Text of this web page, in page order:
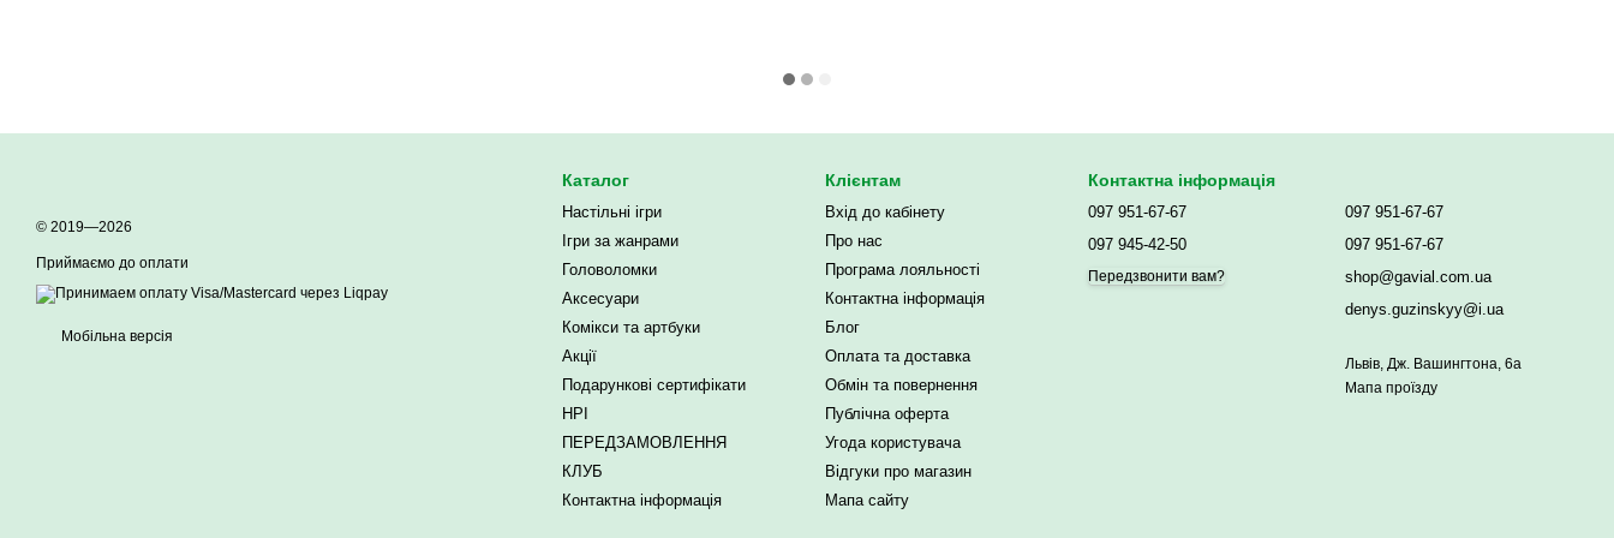
© 2019—2026
Приймаємо до оплати
Мобільна версія
Каталог
Настільні ігри
Ігри за жанрами
Головоломки
Аксесуари
Комікси та артбуки
Акції
Подарункові сертифікати
НРІ
ПЕРЕДЗАМОВЛЕННЯ
КЛУБ
Контактна інформація
Клієнтам
Вхід до кабінету
Про нас
Програма лояльності
Контактна інформація
Блог
Оплата та доставка
Обмін та повернення
Публічна оферта
Угода користувача
Відгуки про магазин
Мапа сайту
Контактна інформація
097 951-67-67
097 945-42-50
Передзвонити вам?
097 951-67-67
097 951-67-67
shop@gavial.com.ua
denys.guzinskyy@i.ua
Львів, Дж. Вашингтона, 6а
Мапа проїзду